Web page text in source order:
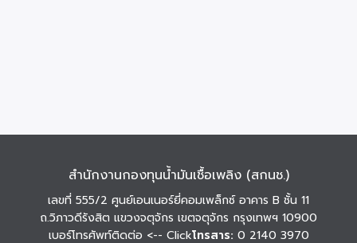
สำนักงานกองทุนน้ำมันเชื้อเพลิง (สกนช.)
เลขที่ 555/2 ศูนย์เอนเนอร์ยี่คอมเพล็กซ์ อาคาร B ชั้น 11
ถ.วิภาวดีรังสิต แขวงจตุจักร เขตจตุจักร กรุงเทพฯ 10900
เบอร์โทรศัพท์ติดต่อ <-- Clickโทรสาร: 0 2140 3970